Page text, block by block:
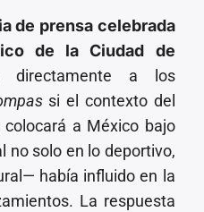
de prensa celebrada
de la Ciudad de
a los
si el contexto del
a México bajo
no solo en lo deportivo,
había influido en la
La respuesta